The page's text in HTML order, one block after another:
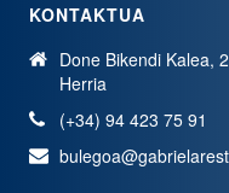
KONTAKTUA
Done Bikendi Kalea,
Herria
(+34) 94 423 75 91